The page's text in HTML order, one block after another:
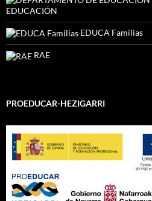
EDUCACIÓN
EDUCA Familias
RAE
PROEDUCAR-HEZIGARRI